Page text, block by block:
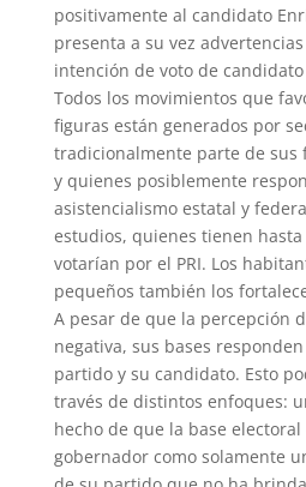
positivamente al candidato
presenta a su vez
intención de voto de
Todos los movimientos que
figuras están generados por
tradicionalmente parte de sus
y quienes posiblemente
asistencialismo estatal y
estudios, quienes tienen
votarían por el PRI. Los
pequeños también los
A pesar de que la percepción
negativa, sus bases
partido y su candidato. Esto
través de distintos enfoques:
hecho de que la base
gobernador como solamente